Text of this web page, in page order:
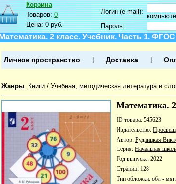
Корзина
Товаров:0
Цена:0 руб.
Логин (e-mail):
Пароль:
Математика. 2 класс. Учебник. Часть 1. ФГОС
Личное пространство Доставка
Жанры: Книги / Учебная, методическая литература и
Математика.
ID товара: 545623
Издательство:
Автор: Рудницкая
Серия: Начальная
Год выпуска: 2022
Страниц: 128
Тип обложки: обл -